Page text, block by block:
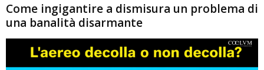
Come ingigantire a dismisura un problema di
una banalità disarmante